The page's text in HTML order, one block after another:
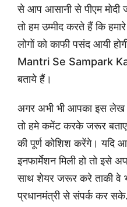
से आप आसानी से पीएम
तो हम उम्मीद करते हैं कि हमारे
लोगों को काफी पसंद आयी
Mantri Se Sampark
बताये हैं।
अगर अभी भी आपका इस लेख
तो हमे कमेंट करके जरूर
की पूर्ण कोशिश करेंगे।
इनफार्मेशन मिली हो तो इसे
साथ शेयर जरूर करे ताकी वे
प्रधानमंत्री से संपर्क कर